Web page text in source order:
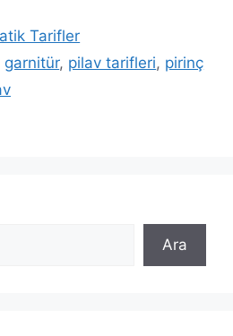
Tarifler
garnitür, pilav tarifleri, pirinç
Ara